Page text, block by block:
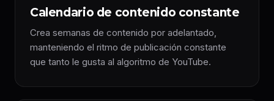
Calendario de contenido constante
Crea semanas de contenido por adelantado,
manteniendo el ritmo de publicación constante
que tanto le gusta al algoritmo de YouTube.